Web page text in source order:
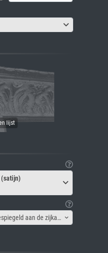
(satijn)
Canvas lijst - Afbeelding gespiegeld aan de zijkant